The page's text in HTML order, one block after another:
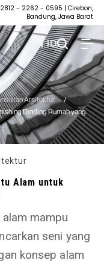
- 2262 - 0595 | Cirebon,
Bandung, Jawa Barat
| ID
Arsitektur
/
Dinding Rumah yang
Alam untuk
mampu
seni yang
konsep alam